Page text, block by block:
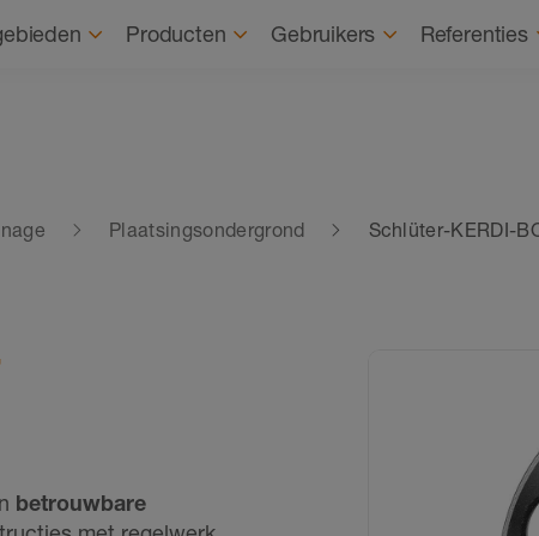
Over ons
Producten Gebruikers Referenties
Plaatsingsondergrond Schlüter-KERDI-
betrouwbare